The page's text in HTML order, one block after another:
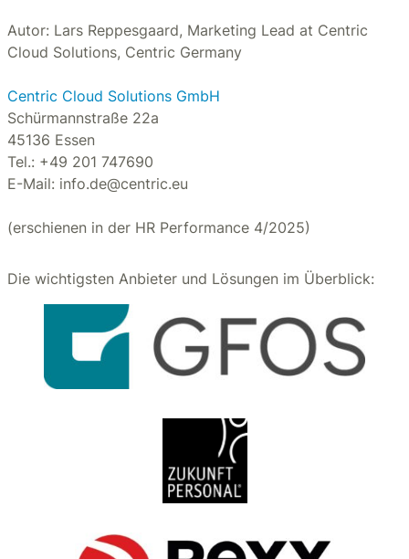
Autor: Lars Reppesgaard, Marketing Lead at Centric
Cloud Solutions, Centric Germany
Centric Cloud Solutions GmbH
Schürmannstraße 22a
45136 Essen
Tel.: +49 201 747690
E-Mail: info.de@centric.eu
(erschienen in der HR Performance 4/2025)
Die wichtigsten Anbieter und Lösungen im Überblick: